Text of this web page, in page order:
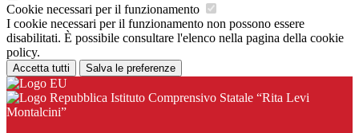
Cookie necessari per il funzionamento
I cookie necessari per il funzionamento non possono essere
disabilitati. È possibile consultare l'elenco nella pagina della cookie
policy.
Accetta tutti Salva le preferenze
Istituto Comprensivo Statale “Rita Levi
Montalcini”